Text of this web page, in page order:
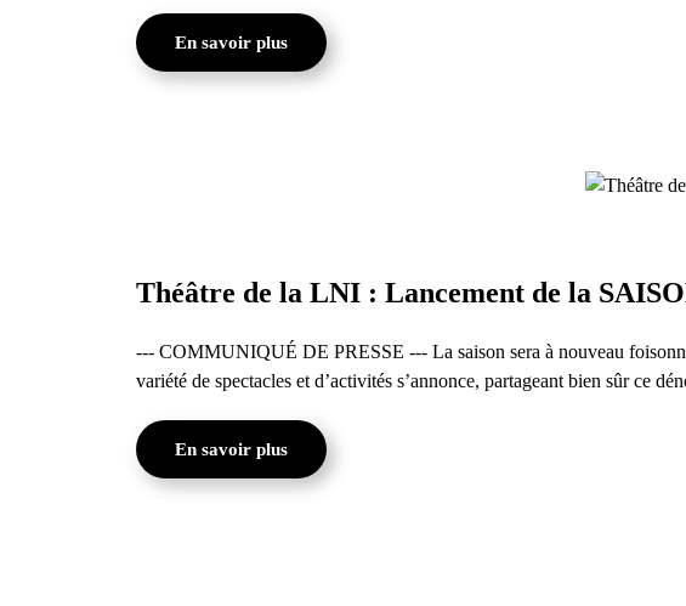
En savoir plus
Théâtre de la LNI : Lancement de la
--- COMMUNIQUÉ DE PRESSE --- La saison sera à nouveau
variété de spectacles et d’activités s’annonce, partageant bien sûr ce
En savoir plus